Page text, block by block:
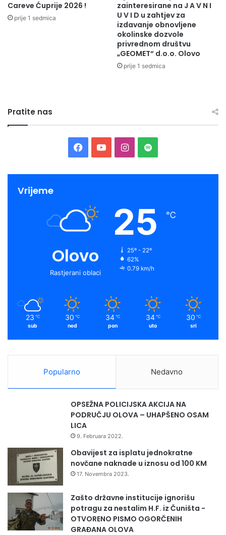
Careve Ćuprije 2026 !
prije 1 sedmica
zainteresirane na J A V N I
U V I D u zahtjev za
izdavanje obnovljene
okolinske dozvole
privrednom društvu
„GEOMET“ d.o.o. Olovo
prije 1 sedmica
Pratite nas
Facebook
YouTubeInstagram
Spotify
Vrijeme
Olovo
Rastjerani oblaci
25 ℃
25º - 22º
62%
0.79 km/h
23 ℃
sub
30 ℃
ned
34 ℃
pon
34 ℃
uto
30 ℃
sri
Popularno Nedavno
OPSEŽNA POLICIJSKA AKCIJA NA
PODRUČJU OLOVA – UHAPŠENO OSAM
LICA
9. Februara 2022.
Obavijest za isplatu jednokratne
novčane naknade u iznosu od 100 KM
17. Novembra 2023.
Zašto državne institucije ignorišu
potragu za nestalim H.F. iz Čuništa -
OTVORENO PISMO OGORČENIH
GRAĐANA OLOVA